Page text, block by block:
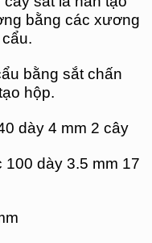
bằng các xương
bằng sắt chấn
hộp.
dày 4 mm 2 cây
dày 3.5 mm 17